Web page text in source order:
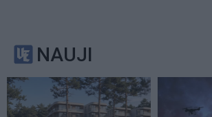
NAUJI